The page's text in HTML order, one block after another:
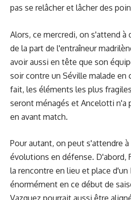
pas se relâcher et lâcher des
Alors, ce mercredi, on s'attend à
de la part de l'entraîneur
avoir aussi en tête que son
soir contre un Séville malade en
fait, les éléments les plus
seront ménagés et Ancelotti n'a
en avant match.
Pour autant, on peut s'attendre
évolutions en défense. D'abord,
la rencontre en lieu et place d'un
énormément en ce début de